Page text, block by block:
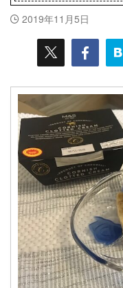
2019年11月5日